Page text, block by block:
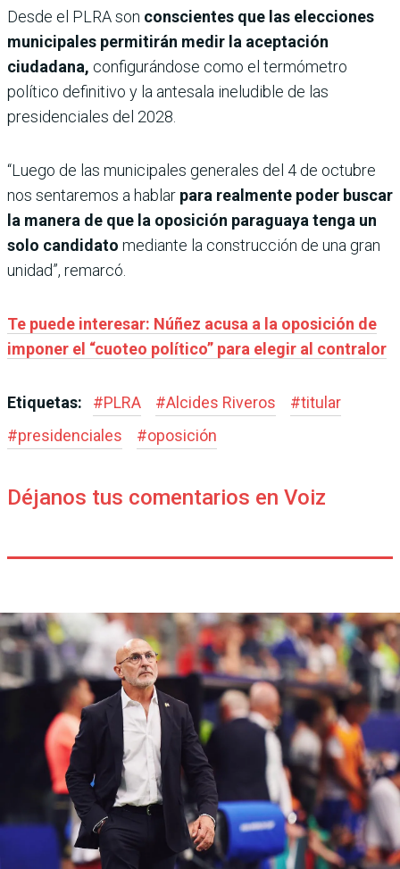
Desde el PLRA son conscientes que las elecciones
municipales permitirán medir la aceptación
ciudadana, configurándose como el termómetro
político definitivo y la antesala ineludible de las
presidenciales del 2028.
“Luego de las municipales generales del 4 de octubre
nos sentaremos a hablar para realmente poder buscar
la manera de que la oposición paraguaya tenga un
solo candidato mediante la construcción de una gran
unidad”, remarcó.
Te puede interesar: Núñez acusa a la oposición de
imponer el “cuoteo político” para elegir al contralor
Etiquetas: #PLRA #Alcides Riveros #titular
#presidenciales #oposición
Déjanos tus comentarios en Voiz